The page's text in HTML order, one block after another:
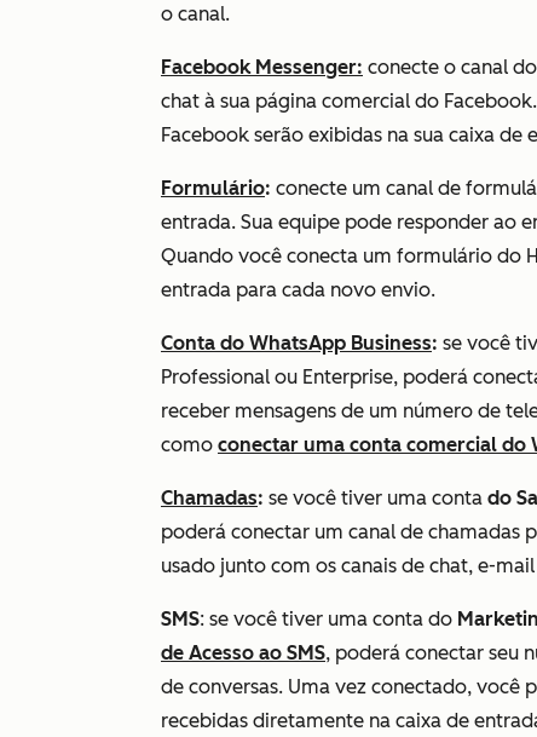
o canal.
Facebook Messenger: conecte o canal
chat à sua página comercial do
Facebook serão exibidas na sua caixa de
Formulário: conecte um canal de
entrada. Sua equipe pode responder ao
Quando você conecta um formulário do
entrada para cada novo envio.
Conta do WhatsApp Business: se você
Professional ou Enterprise, poderá
receber mensagens de um número de
como conectar uma conta comercial do
Chamadas: se você tiver uma conta do
poderá conectar um canal de chamadas
usado junto com os canais de chat, e-
SMS: se você tiver uma conta do
de Acesso ao SMS, poderá conectar seu
de conversas. Uma vez conectado, você
recebidas diretamente na caixa de